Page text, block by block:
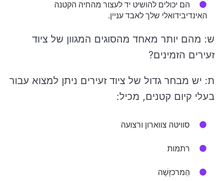
הם יכולים להושיט יד לעצור מהחיה הקטנה
האינדיבידואלי שלך לאבד עניין.
ש: מהם יותר מאחד מהסוגים המגוון של ציוד
זעירים הזמינים?
ת: יש מבחר גדול של ציוד זעירים ניתן למצוא עבור
בעלי קיום קטנים, מכיל:
סוויטה צווארון ורצועה
רתמות
הַמרכזָּשָׁה